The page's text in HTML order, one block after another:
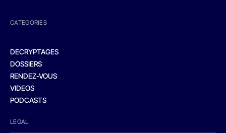
CATEGORIES
DECRYPTAGES
DOSSIERS
RENDEZ-VOUS
VIDEOS
PODCASTS
LEGAL